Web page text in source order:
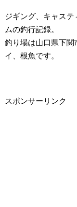
ジギング、キャス
ムの釣行記録。
釣り場は山口県下関
イ、根魚です。
スポンサーリンク